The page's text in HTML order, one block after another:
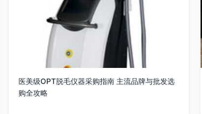
医美级OPT脱毛仪器采购指南 主流品牌与批发选
购全攻略